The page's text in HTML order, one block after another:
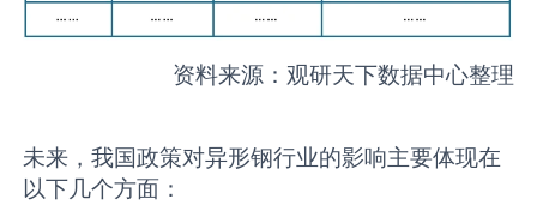
资料来源：观研天下数据中心整理
未来，我国政策对异形钢行业的影响主要体现在
以下几个方面：